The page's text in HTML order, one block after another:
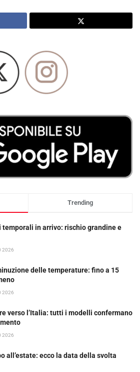
Trending
temporali in arrivo: rischio grandine e
2026
delle temperature: fino a 15
2026
verso l’Italia: tutti i modelli confermano
2026
all’estate: ecco la data della svolta